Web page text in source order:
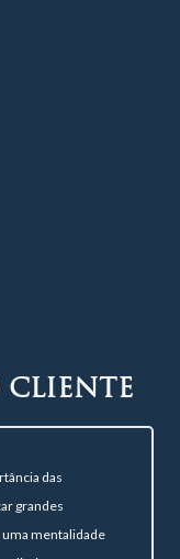
CLIENTE
das
grandes
mentalidade